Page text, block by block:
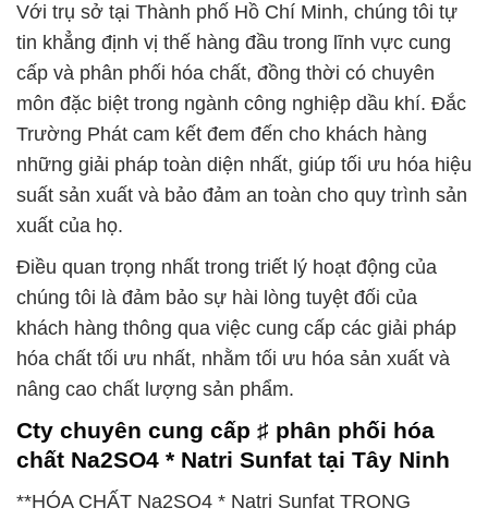
Với trụ sở tại Thành phố Hồ Chí Minh, chúng tôi tự
tin khẳng định vị thế hàng đầu trong lĩnh vực cung
cấp và phân phối hóa chất, đồng thời có chuyên
môn đặc biệt trong ngành công nghiệp dầu khí. Đắc
Trường Phát cam kết đem đến cho khách hàng
những giải pháp toàn diện nhất, giúp tối ưu hóa hiệu
suất sản xuất và bảo đảm an toàn cho quy trình sản
xuất của họ.
Điều quan trọng nhất trong triết lý hoạt động của
chúng tôi là đảm bảo sự hài lòng tuyệt đối của
khách hàng thông qua việc cung cấp các giải pháp
hóa chất tối ưu nhất, nhằm tối ưu hóa sản xuất và
nâng cao chất lượng sản phẩm.
Cty chuyên cung cấp ♯ phân phối hóa
chất Na2SO4 * Natri Sunfat tại Tây Ninh
**HÓA CHẤT Na2SO4 * Natri Sunfat TRONG